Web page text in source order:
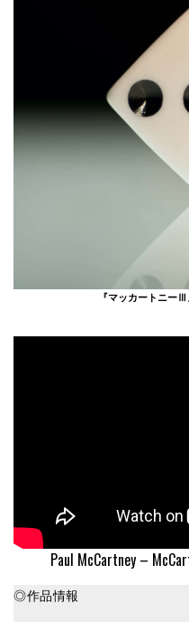
『マッカートニー
Paul McCartney –
◎作品情報